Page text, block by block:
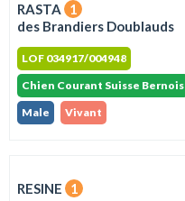
RASTA
1
des Brandiers Doublauds
LOF 034917/004948
Chien Courant Suisse Bernois
Male
Vivant
RESINE
1